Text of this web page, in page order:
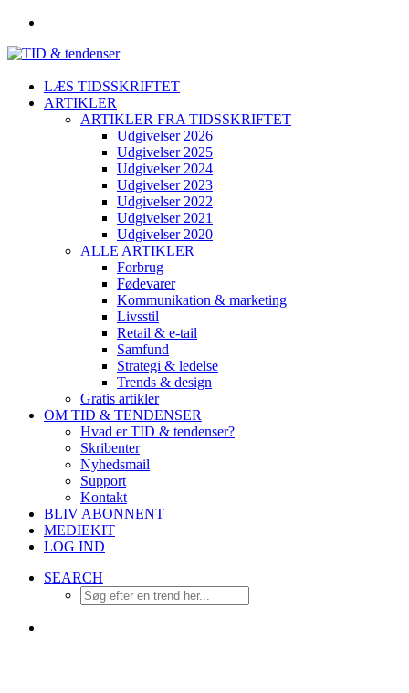
LÆS TIDSSKRIFTET
ARTIKLER
ARTIKLER FRA TIDSSKRIFTET
Udgivelser 2026
Udgivelser 2025
Udgivelser 2024
Udgivelser 2023
Udgivelser 2022
Udgivelser 2021
Udgivelser 2020
ALLE ARTIKLER
Forbrug
Fødevarer
Kommunikation & marketing
Livsstil
Retail & e-tail
Samfund
Strategi & ledelse
Trends & design
Gratis artikler
OM TID & TENDENSER
Hvad er TID & tendenser?
Skribenter
Nyhedsmail
Support
Kontakt
BLIV ABONNENT
MEDIEKIT
LOG IND
SEARCH